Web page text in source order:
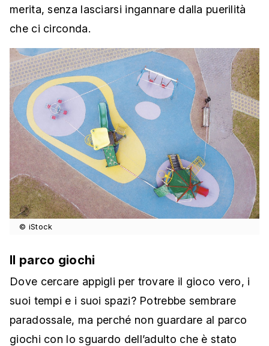
merita, senza lasciarsi ingannare dalla puerilità
che ci circonda.
© iStock
Il parco giochi
Dove cercare appigli per trovare il gioco vero, i
suoi tempi e i suoi spazi? Potrebbe sembrare
paradossale, ma perché non guardare al parco
giochi con lo sguardo dell’adulto che è stato